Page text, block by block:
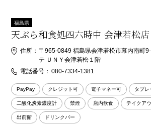
福島県
天ぷら和食処四六時中 会津若松店
住所： 〒965-0849 福島県会津若松市幕内南町
テ ＵＮＹ会津若松１階
電話番号： 080-7334-1381
PayPay クレジット可 電子マネー可 タブレ
二酸化炭素濃度計 禁煙 店内飲食 テイクア
出前館 ドリンクバー